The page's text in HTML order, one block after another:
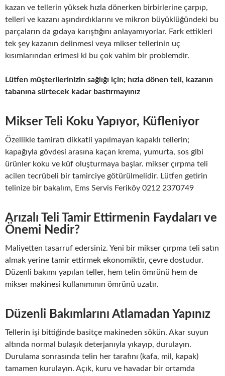
kazan ve tellerin yüksek hızla dönerken birbirlerine çarpıp,
telleri ve kazanı aşındırdıklarını ve mikron büyüklüğündeki bu
parçaların da gıdaya karıştığını anlayamıyorlar. Fark ettikleri
tek şey kazanın delinmesi veya mikser tellerinin uç
kısımlarından erimesi ki bu çok vahim bir problemdir.
Lütfen müşterilerinizin sağlığı için; hızla dönen teli, kazanın
tabanına sürtecek kadar bastırmayınız
Mikser Teli Koku Yapıyor, Küfleniyor
Özellikle tamiratı dikkatli yapılmayan kapaklı tellerin;
kapağıyla gövdesi arasına kaçan krema, yumurta, sos gibi
ürünler koku ve küf oluşturmaya başlar. mikser çırpma teli
acilen tecrübeli bir tamirciye götürülmelidir. Lütfen getirin
telinize bir bakalım, Ems Servis Feriköy 0212 2370749
Arızalı Teli Tamir Ettirmenin Faydaları ve
Önemi Nedir?
Maliyetten tasarruf edersiniz. Yeni bir mikser çırpma teli satın
almak yerine tamir ettirmek ekonomiktir, çevre dostudur.
Düzenli bakımı yapılan teller, hem telin ömrünü hem de
mikser makinesi kullanımının ömrünü uzatır.
Düzenli Bakımlarını Atlamadan Yapınız
Tellerin işi bittiğinde basitçe makineden sökün. Akar suyun
altında normal bulaşık deterjanıyla yıkayıp, durulayın.
Durulama sonrasında telin her tarafını (kafa, mil, kapak)
tamamen kurulayın. Açık, kuru ve havadar bir ortamda